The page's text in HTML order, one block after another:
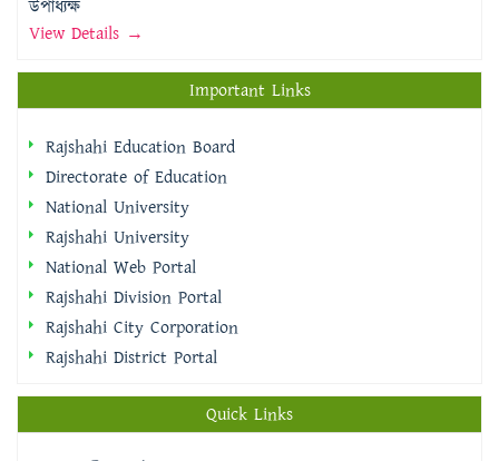
Rajshahi Education Board
Directorate of Education
Rajshahi University
National Web Portal
Rajshahi Division Portal
Rajshahi City Corporation
Rajshahi District Portal
Quick Links
প্রধানমন্ত্রীর কার্যালয়